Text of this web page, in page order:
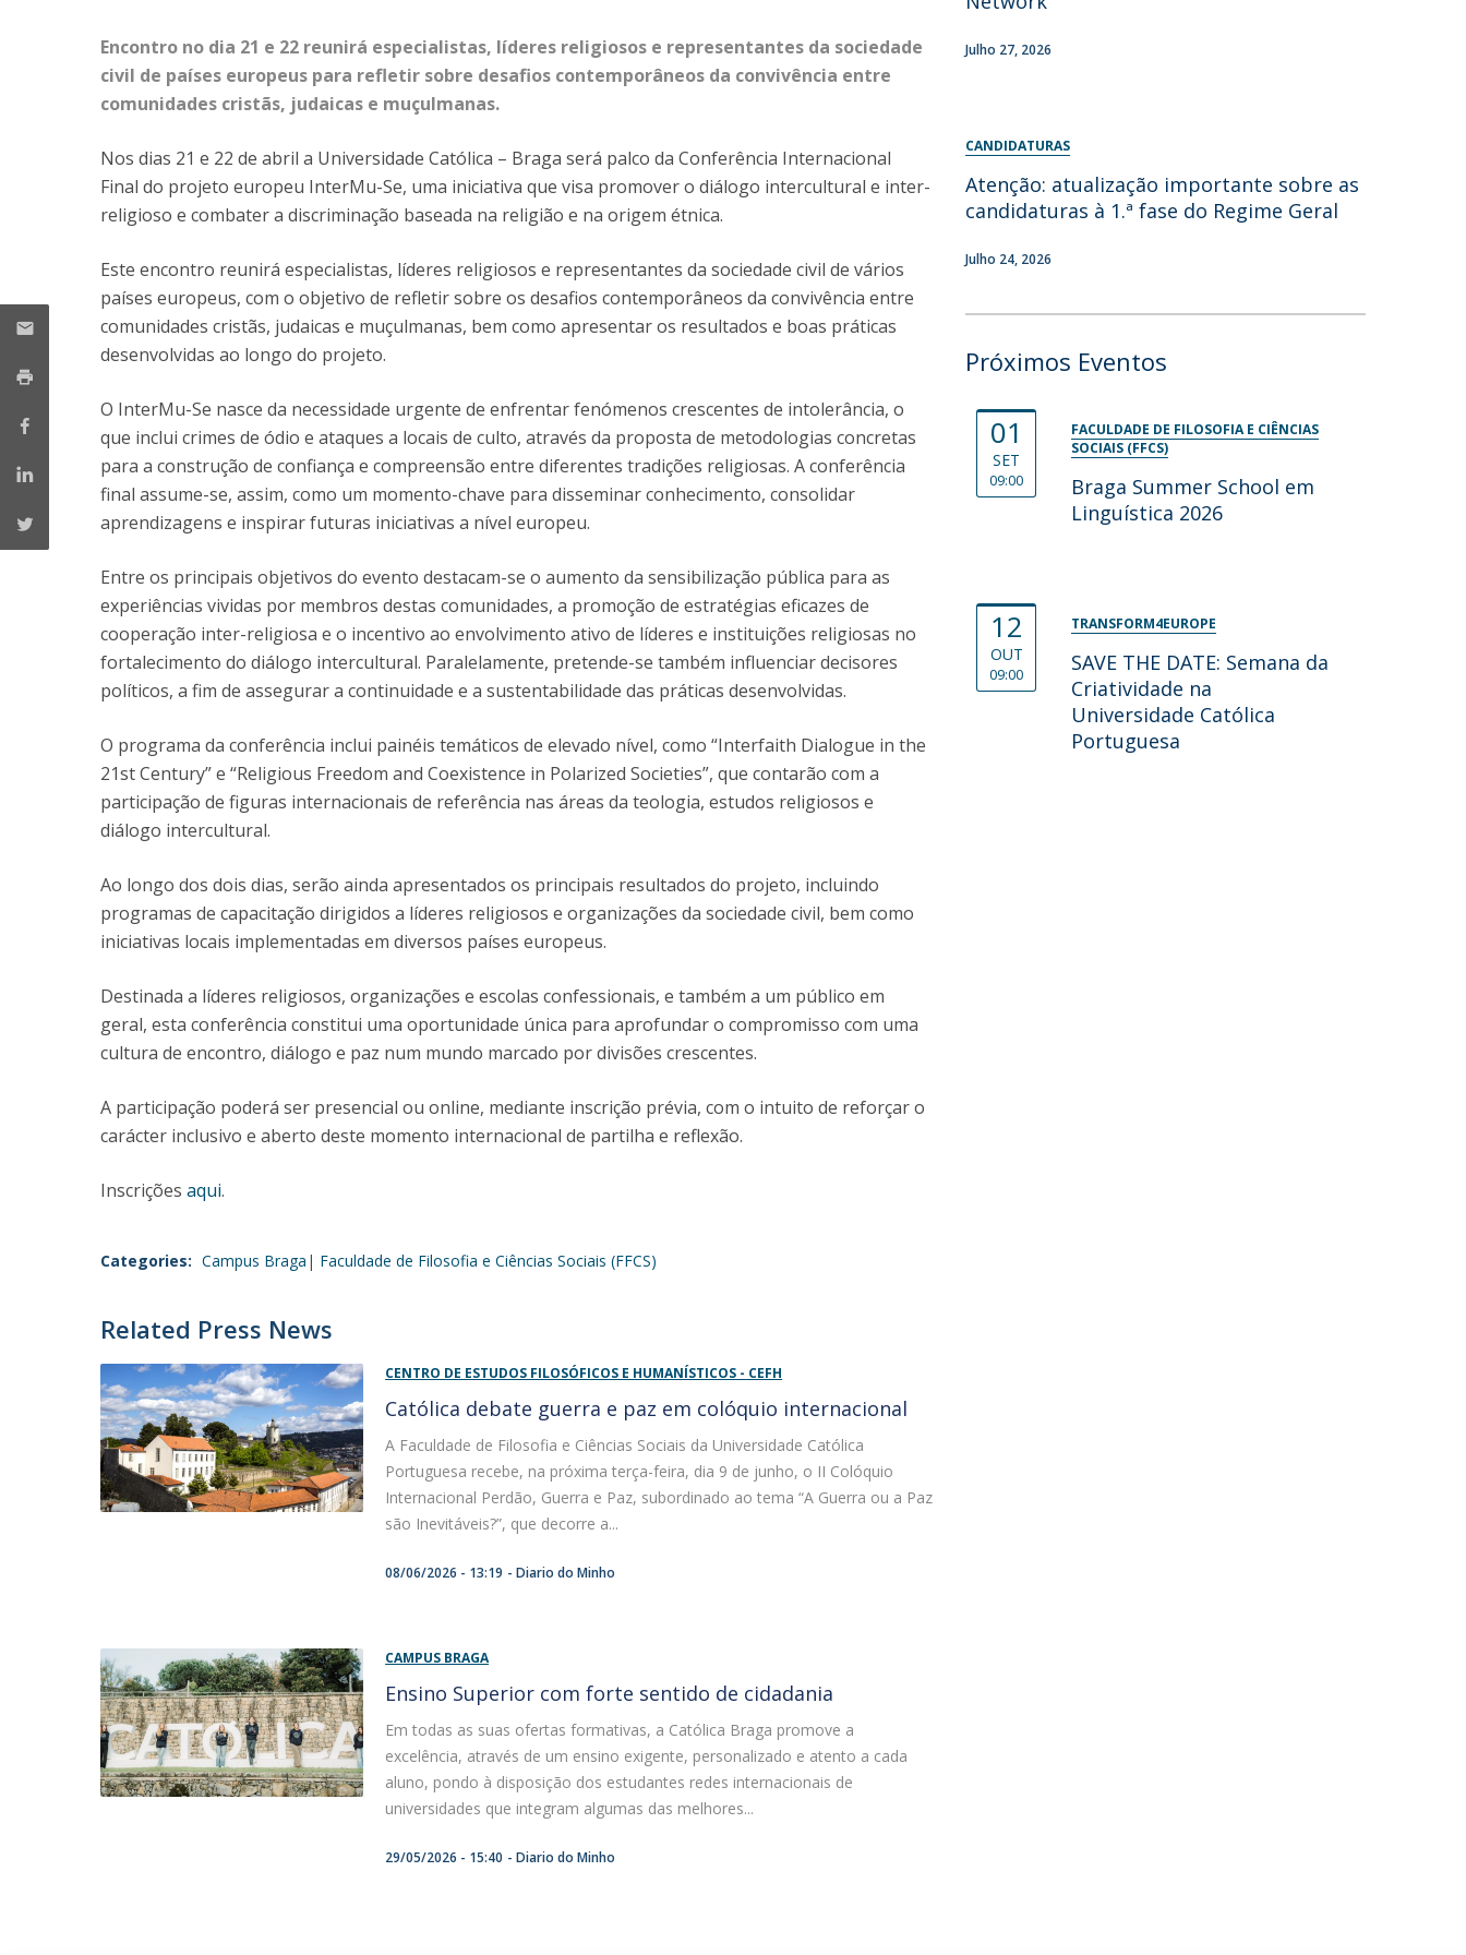
Bolsas de Estudo
Alunos Internacionais
Prémio de Mérito
Católica Braga Executive Academy
Apresentação
Informações globais
Encontro no dia 21 e 22 reunirá especialistas, líderes religiosos e representantes da sociedade
civil de países europeus para refletir sobre desafios contemporâneos da convivência entre
comunidades cristãs, judaicas e muçulmanas.
Nos dias 21 e 22 de abril a Universidade Católica – Braga será palco da Conferência Internacional
Final do projeto europeu InterMu-Se, uma iniciativa que visa promover o diálogo intercultural e inter-
religioso e combater a discriminação baseada na religião e na origem étnica.
Este encontro reunirá especialistas, líderes religiosos e representantes da sociedade civil de vários
países europeus, com o objetivo de refletir sobre os desafios contemporâneos da convivência entre
comunidades cristãs, judaicas e muçulmanas, bem como apresentar os resultados e boas práticas
desenvolvidas ao longo do projeto.
O InterMu-Se nasce da necessidade urgente de enfrentar fenómenos crescentes de intolerância, o
que inclui crimes de ódio e ataques a locais de culto, através da proposta de metodologias concretas
para a construção de confiança e compreensão entre diferentes tradições religiosas. A conferência
final assume-se, assim, como um momento-chave para disseminar conhecimento, consolidar
aprendizagens e inspirar futuras iniciativas a nível europeu.
Entre os principais objetivos do evento destacam-se o aumento da sensibilização pública para as
experiências vividas por membros destas comunidades, a promoção de estratégias eficazes de
cooperação inter-religiosa e o incentivo ao envolvimento ativo de líderes e instituições religiosas no
fortalecimento do diálogo intercultural. Paralelamente, pretende-se também influenciar decisores
políticos, a fim de assegurar a continuidade e a sustentabilidade das práticas desenvolvidas.
O programa da conferência inclui painéis temáticos de elevado nível, como “Interfaith Dialogue in the
21st Century” e “Religious Freedom and Coexistence in Polarized Societies”, que contarão com a
participação de figuras internacionais de referência nas áreas da teologia, estudos religiosos e
diálogo intercultural.
Ao longo dos dois dias, serão ainda apresentados os principais resultados do projeto, incluindo
programas de capacitação dirigidos a líderes religiosos e organizações da sociedade civil, bem como
iniciativas locais implementadas em diversos países europeus.
Destinada a líderes religiosos, organizações e escolas confessionais, e também a um público em
geral, esta conferência constitui uma oportunidade única para aprofundar o compromisso com uma
cultura de encontro, diálogo e paz num mundo marcado por divisões crescentes.
A participação poderá ser presencial ou online, mediante inscrição prévia, com o intuito de reforçar o
carácter inclusivo e aberto deste momento internacional de partilha e reflexão.
Inscrições aqui.
Categories: Campus Braga Faculdade de Filosofia e Ciências Sociais (FFCS)
Related Press News
CENTRO DE ESTUDOS FILOSÓFICOS E HUMANÍSTICOS - CEFH
Católica debate guerra e paz em colóquio internacional
A Faculdade de Filosofia e Ciências Sociais da Universidade Católica
Portuguesa recebe, na próxima terça-feira, dia 9 de junho, o II Colóquio
Internacional Perdão, Guerra e Paz, subordinado ao tema “A Guerra ou a Paz
são Inevitáveis?”, que decorre a...
08/06/2026 - 13:19 Diario do Minho
CAMPUS BRAGA
Ensino Superior com forte sentido de cidadania
Em todas as suas ofertas formativas, a Católica Braga promove a
excelência, através de um ensino exigente, personalizado e atento a cada
aluno, pondo à disposição dos estudantes redes internacionais de
universidades que integram algumas das melhores...
29/05/2026 - 15:40 Diario do Minho
Julho 27, 2026
CANDIDATURAS
Atenção: atualização importante sobre as
candidaturas à 1.ª fase do Regime Geral
Julho 24, 2026
Próximos Eventos
01
SET
09:00
FACULDADE DE FILOSOFIA E CIÊNCIAS
SOCIAIS (FFCS)
Braga Summer School em
Linguística 2026
12
OUT
09:00
TRANSFORM4EUROPE
SAVE THE DATE: Semana da
Criatividade na
Universidade Católica
Portuguesa